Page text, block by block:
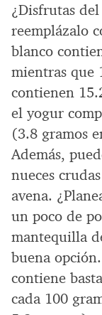
¿Disfrutas
reemplázalo
blanco
mientras que
contienen
el yogur
(3.8 gramos
Además,
nueces
avena.
un poco de
mantequilla
buena
contiene
cada 100